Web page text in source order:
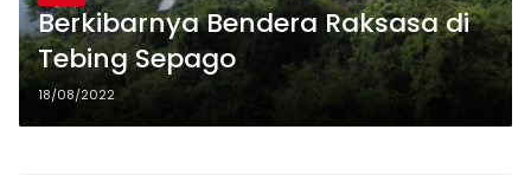
Berkibarnya Bendera Raksasa di
Tebing Sepago
18/08/2022